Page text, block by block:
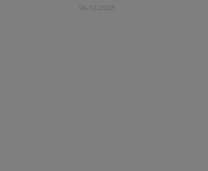
04.12.2025